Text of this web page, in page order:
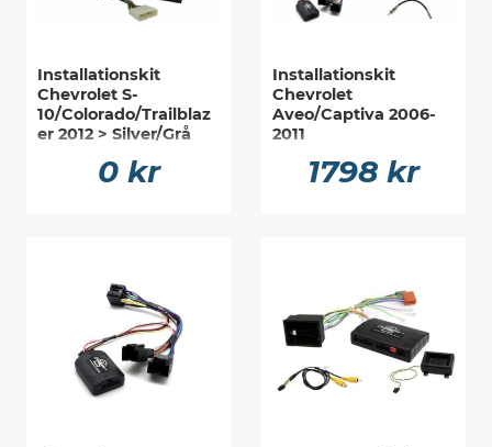
Installationskit
Chevrolet S-
10/Colorado/Trailblaz
er 2012 > Silver/Grå
0 kr
Installationskit
Chevrolet
Aveo/Captiva 2006-
2011
1798 kr